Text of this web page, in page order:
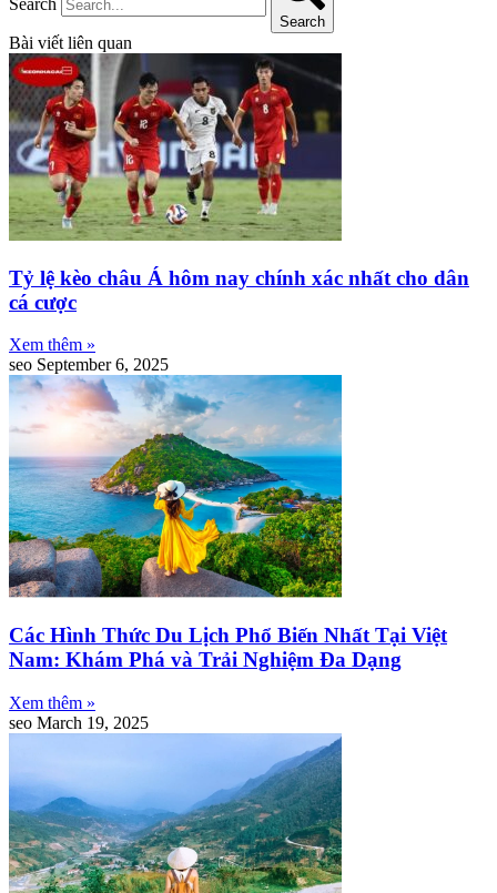
Search
Bài viết liên quan
Tỷ lệ kèo châu Á hôm nay chính xác nhất cho dân
cá cược
Xem thêm »
seo September 6, 2025
Các Hình Thức Du Lịch Phổ Biến Nhất Tại Việt
Nam: Khám Phá và Trải Nghiệm Đa Dạng
Xem thêm »
seo March 19, 2025